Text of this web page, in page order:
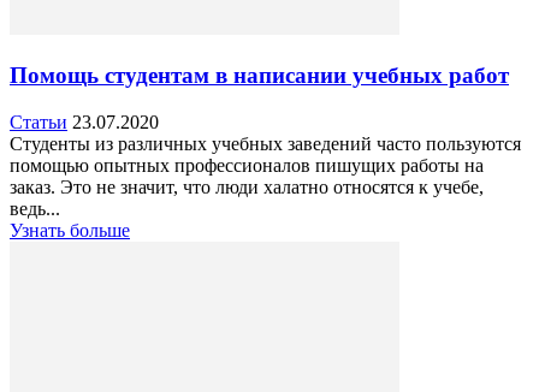
Помощь студентам в написании учебных работ
Статьи 23.07.2020
Студенты из различных учебных заведений часто пользуются
помощью опытных профессионалов пишущих работы на
заказ. Это не значит, что люди халатно относятся к учебе,
ведь...
Узнать больше